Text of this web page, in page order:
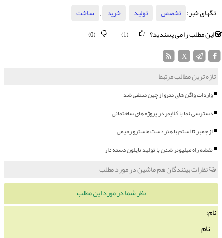
تگهای خبر: تخصص , تولید , خرید ,
ساخت
این مطلب را می پسندید؟
(0)
تازه ترین مطالب مرتبط
واردات واگن های مترو از چین منتفی شد
دسترسی نما با کلایمر در پروژه های ساختمانی
از چمبر تا استم با هنر دست ماسترو رحیمی
نقشه راه میلیونر شدن با تولید نایلون دسته دار
نظرات بینندگان هم ماشین در مورد مطلب
نظر شما در مورد این مطلب
نام: